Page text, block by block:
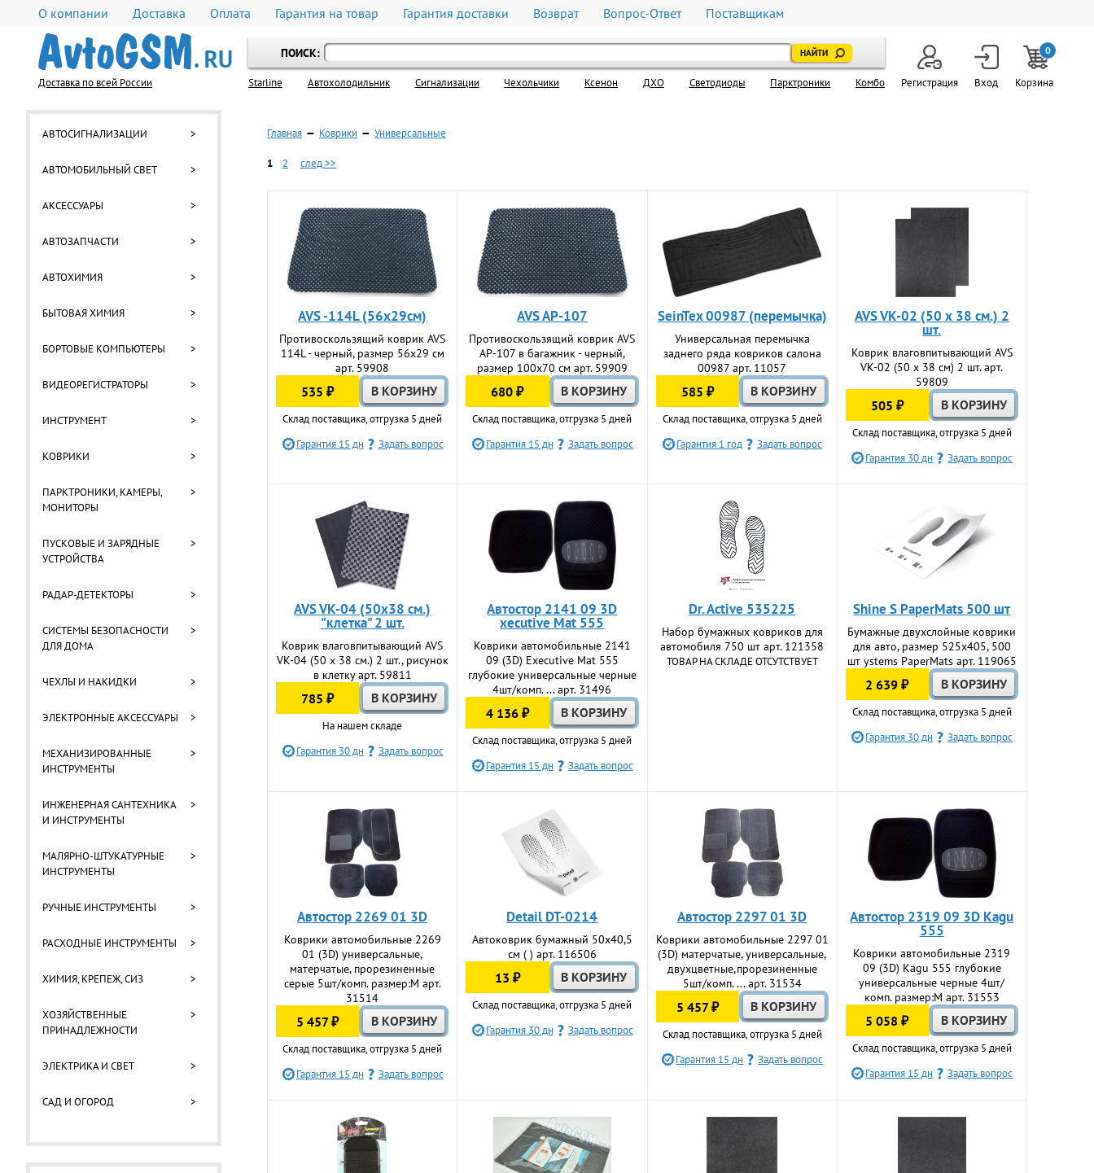
О компании Доставка Оплата Гарантия на товар Гарантия доставки Возврат Вопрос-Ответ Поставщикам
Доставка по всей России
ПОИСК:
Starline Автохолодильник Cигнализации Чехольчики Ксенон ДХО Светодиоды Парктроники Комбо Регистрация Вход
0
Корзина
АВТОСИГНАЛИЗАЦИИ >
АВТОМОБИЛЬНЫЙ СВЕТ >
АКСЕССУАРЫ >
АВТОЗАПЧАСТИ >
АВТОХИМИЯ >
БЫТОВАЯ ХИМИЯ >
БОРТОВЫЕ КОМПЬЮТЕРЫ >
ВИДЕОРЕГИСТРАТОРЫ >
ИНСТРУМЕНТ >
КОВРИКИ >
ПАРКТРОНИКИ, КАМЕРЫ,
МОНИТОРЫ
>
ПУСКОВЫЕ И ЗАРЯДНЫЕ
УСТРОЙСТВА
>
РАДАР-ДЕТЕКТОРЫ >
СИСТЕМЫ БЕЗОПАСНОСТИ
ДЛЯ ДОМА
>
ЧЕХЛЫ И НАКИДКИ >
ЭЛЕКТРОННЫЕ АКСЕССУАРЫ >
МЕХАНИЗИРОВАННЫЕ
ИНСТРУМЕНТЫ
>
ИНЖЕНЕРНАЯ САНТЕХНИКА
И ИНСТРУМЕНТЫ
>
МАЛЯРНО-ШТУКАТУРНЫЕ
ИНСТРУМЕНТЫ
>
РУЧНЫЕ ИНСТРУМЕНТЫ >
РАСХОДНЫЕ ИНСТРУМЕНТЫ >
ХИМИЯ, КРЕПЕЖ, СИЗ >
ХОЗЯЙСТВЕННЫЕ
ПРИНАДЛЕЖНОСТИ
>
ЭЛЕКТРИКА И СВЕТ >
САД И ОГОРОД >
Главная — Коврики — Универсальные
1 2 след >>
AVS -114L (56х29см)
Противоскользящий коврик AVS
114L - черный, размер 56х29 см
арт. 59908
535 ₽
Склад поставщика, отгрузка 5 дней
Гарантия 15 дн
Задать вопрос
AVS AP-107
Противоскользящий коврик AVS
AP-107 в багажник - черный,
размер 100x70 см арт. 59909
680 ₽
Склад поставщика, отгрузка 5 дней
Гарантия 15 дн
Задать вопрос
SeinTex 00987 (перемычка)
Универсальная перемычка
заднего ряда ковриков салона
00987 арт. 11057
585 ₽
Склад поставщика, отгрузка 5 дней
Гарантия 1 год
Задать вопрос
AVS VK-02 (50 х 38 см.) 2
шт.
Коврик влаговпитывающий AVS
VK-02 (50 х 38 см) 2 шт. арт.
59809
505 ₽
Склад поставщика, отгрузка 5 дней
Гарантия 30 дн
Задать вопрос
AVS VK-04 (50х38 см.)
"клетка" 2 шт.
Коврик влаговпитывающий AVS
VK-04 (50 х 38 см.) 2 шт., рисунок
в клетку арт. 59811
785 ₽
На нашем складе
Гарантия 30 дн
Задать вопрос
Автостор 2141 09 3D
xecutive Mat 555
Коврики автомобильные 2141
09 (3D) Еxecutive Mat 555
глубокие универсальные черные
4шт/комп. ... арт. 31496
4 136 ₽
Склад поставщика, отгрузка 5 дней
Гарантия 15 дн
Задать вопрос
Dr. Active 535225
Набор бумажных ковриков для
автомобиля 750 шт арт. 121358
ТОВАР НА СКЛАДЕ ОТСУТСТВУЕТ
Shine S PaperMats 500 шт
Бумажные двухслойные коврики
для авто, размер 525х405, 500
шт ystems PaperMats арт. 119065
2 639 ₽
Склад поставщика, отгрузка 5 дней
Гарантия 30 дн
Задать вопрос
Автостор 2269 01 3D
Коврики автомобильные 2269
01 (3D) универсальные,
матерчатые, прорезиненные
серые 5шт/комп. размер:M арт.
31514
5 457 ₽
Склад поставщика, отгрузка 5 дней
Гарантия 15 дн
Задать вопрос
Detail DT-0214
Автоковрик бумажный 50х40,5
см ( ) арт. 116506
13 ₽
Склад поставщика, отгрузка 5 дней
Гарантия 30 дн
Задать вопрос
Автостор 2297 01 3D
Коврики автомобильные 2297 01
(3D) матерчатые, универсальные,
двухцветные,прорезиненные
5шт/комп. ... арт. 31534
5 457 ₽
Склад поставщика, отгрузка 5 дней
Гарантия 15 дн
Задать вопрос
Автостор 2319 09 3D Kagu
555
Коврики автомобильные 2319
09 (3D) Kagu 555 глубокие
универсальные черные 4шт/
комп. размер:M арт. 31553
5 058 ₽
Склад поставщика, отгрузка 5 дней
Гарантия 15 дн
Задать вопрос